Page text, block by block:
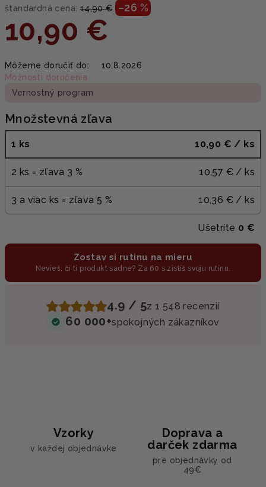
štandardná cena: 14,90 € –26 %
10,90 €
cena:
Môžeme doručiť do:
10.8.2026
Možnosti doručenia
Vernostný program
Množstevná zľava
1 ks 10,90 € / ks
2 ks = zľava 3 % 10,57 € / ks
3 a viac ks = zľava 5 % 10,36 € / ks
Ušetríte 0 €
Zostav si rutinu na mieru
Nevieš, či ti produkt sadne? Za 60 s zistíš svoju rutinu.
4.9 / 5z 1 548 recenzií
60 000+spokojných zákazníkov
Vzorky
v každej objednávke
Doprava a
darček zdarma
pre objednávky od
49€